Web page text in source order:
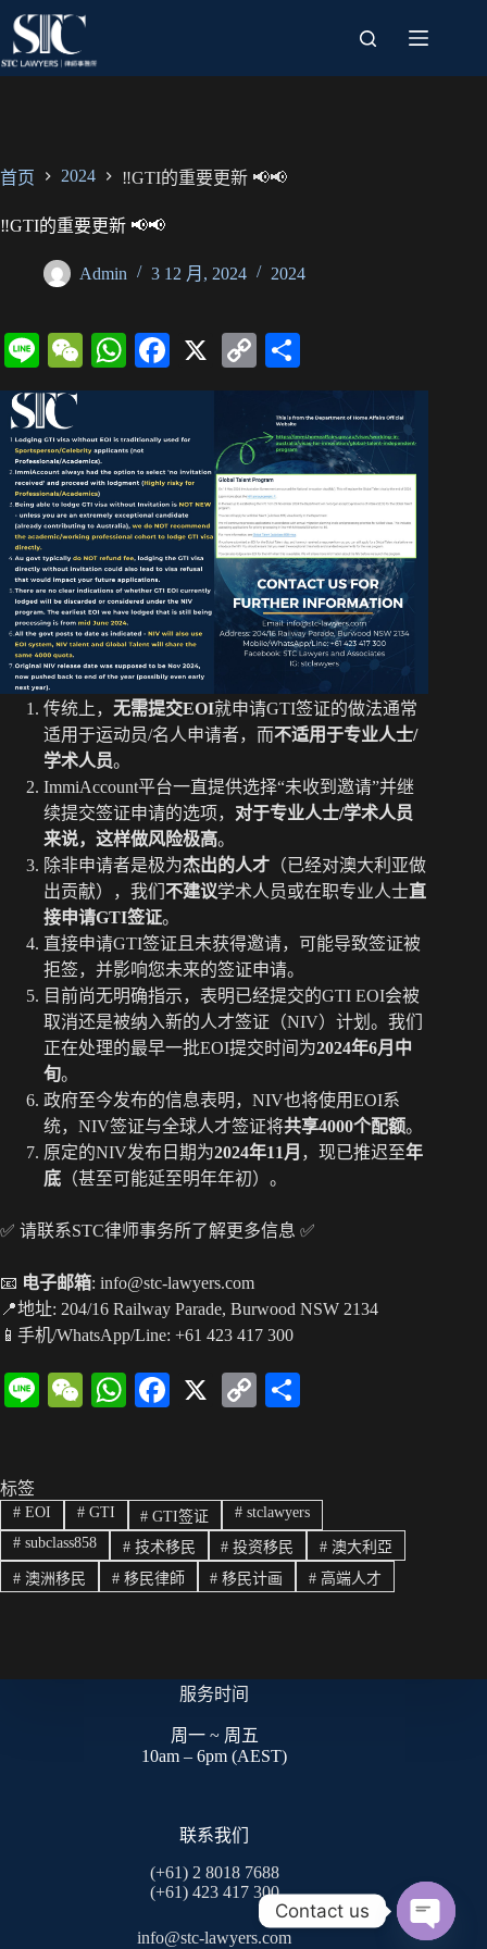
过
内
首页 2024 ‼️GTI的重要更新 📢📢
‼️GTI的重要更新 📢📢
Admin 3 12 月, 2024 2024
Li
ne
W
e
ha
t
W
ha
A
pp
Fa
ce
ok
X
C
op
y
Li
nk
享
传统上， 无需提交EOI就申请GTI签证的做法通常
适用于运动员/名人申请者，而不适用于专业人士/
学术人员。
ImmiAccount平台一直提供选择“未收到邀请”并继
续提交签证申请的选项， 对于专业人士/学术人员
来说，这样做风险极高。
除非申请者是极为杰出的人才 （已经对澳大利亚做
出贡献），我们 不建议学术人员或在职专业人士直
接申请GTI签证。
直接申请GTI签证且未获得邀请，可能导致签证被
拒签，并影响您未来的签证申请。
目前尚无明确指示，表明已经提交的GTI EOI会被
取消还是被纳入新的人才签证（NIV）计划。我们
正在处理的最早一批EOI提交时间为2024年6月中
旬。
政府至今发布的信息表明，NIV也将使用EOI系
统，NIV签证与全球人才签证将共享4000个配额。
原定的NIV发布日期为2024年11月 ，现已推迟至年
底 （甚至可能延至明年年初）。
✅ 请联系STC律师事务所了解更多信息 ✅
📧 电子邮箱: info@stc-lawyers.com
📍地址: 204/16 Railway Parade, Burwood NSW 2134
📱手机/WhatsApp/Line: +61 423 417 300
Li W
ha
t
W
A
pp
Fa
ok
X
C
Li
nk
标签
#EOI #GTI # GTI签证 # stclawyers
#subclass858 #技术移民 # 投资移民 # 澳大利亞
#澳洲移民 #移民律師 # 移民计画 # 高端人才
服务时间
周一 ~ 周五
10am – 6pm (AEST)
联系我们
(+61) 2 8018 7688
(+61) 423 417 300
info@stc-lawyers.com
Contact us